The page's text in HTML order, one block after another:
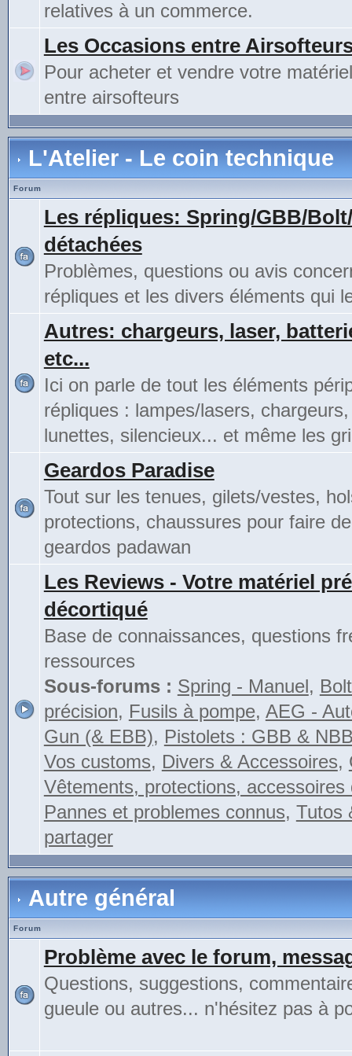
relatives à un commerce.
Les Occasions entre
Pour acheter et vendre votre
entre airsofteurs
L'Atelier - Le coin technique
Forum
Les répliques: Spring/GBB/
détachées
Problèmes, questions ou avis
répliques et les divers éléments qui
Autres: chargeurs, laser,
etc...
Ici on parle de tout les éléments
répliques : lampes/lasers,
lunettes, silencieux... et même les
Geardos Paradise
Tout sur les tenues, gilets/vestes,
protections, chaussures pour faire
geardos padawan
Les Reviews - Votre matériel
décortiqué
Base de connaissances, questions
ressources
Sous-forums : Spring - Manuel,
précision, Fusils à pompe, AEG -
Gun (& EBB), Pistolets : GBB &
Vos customs, Divers & Accessoires,
Vêtements, protections, accessoires
Pannes et problemes connus, Tutos
partager
Autre général
Forum
Problème avec le forum,
Questions, suggestions,
gueule ou autres... n'hésitez pas à